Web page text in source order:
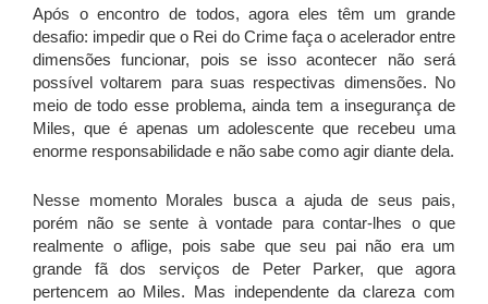
Após o encontro de todos, agora eles têm um grande
desafio: impedir que o Rei do Crime faça o acelerador entre
dimensões funcionar, pois se isso acontecer não será
possível voltarem para suas respectivas dimensões. No
meio de todo esse problema, ainda tem a insegurança de
Miles, que é apenas um adolescente que recebeu uma
enorme responsabilidade e não sabe como agir diante dela.
Nesse momento Morales busca a ajuda de seus pais,
porém não se sente à vontade para contar-lhes o que
realmente o aflige, pois sabe que seu pai não era um
grande fã dos serviços de Peter Parker, que agora
pertencem ao Miles. Mas independente da clareza com